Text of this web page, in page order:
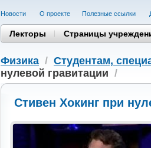
Новости О проекте Полезные cсылки
Лекторы Страницы
Физика / Студентам,
нулевой гравитации /
Стивен Хокинг при